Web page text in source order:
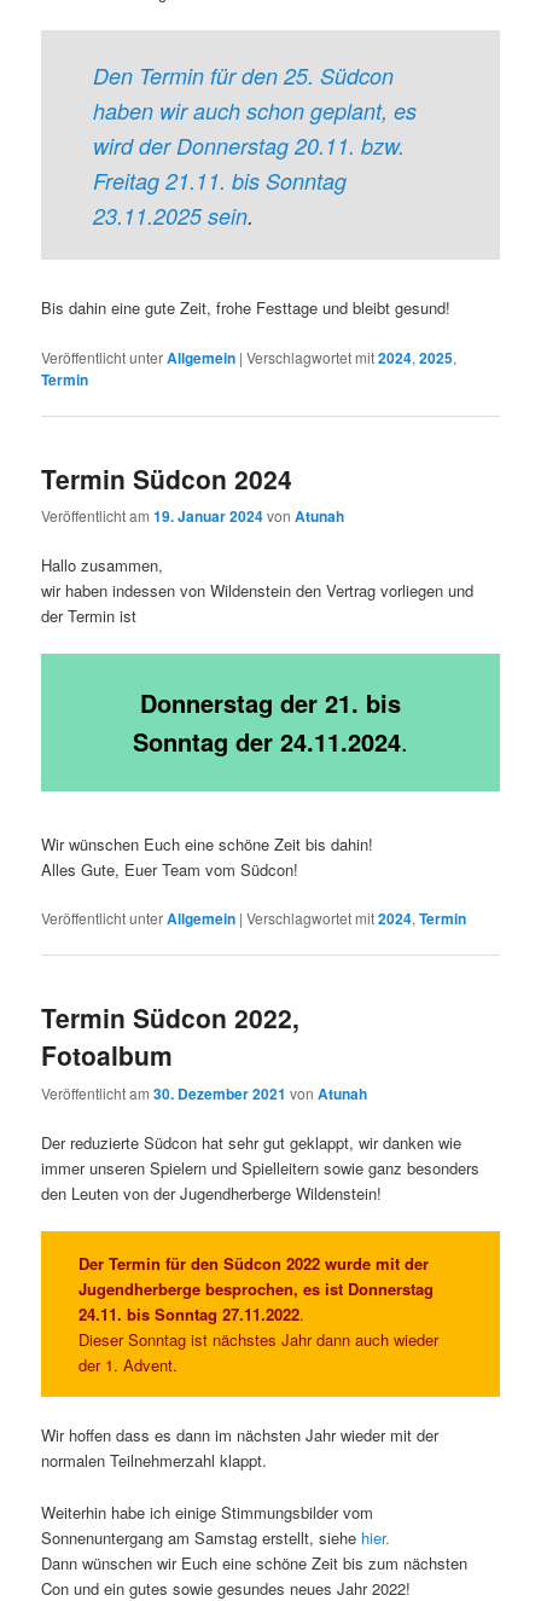
Den Termin für den 25. Südcon
haben wir auch schon geplant, es
wird der Donnerstag 20.11. bzw.
Freitag 21.11. bis Sonntag
23.11.2025 sein.
Bis dahin eine gute Zeit, frohe Festtage und bleibt gesund!
Veröffentlicht unterAllgemein |Verschlagwortet mit2024,2025,
Termin
Termin Südcon 2024
Veröffentlicht am19. Januar 2024vonAtunah
Hallo zusammen,
wir haben indessen von Wildenstein den Vertrag vorliegen und
der Termin ist
Donnerstag der 21. bis
Sonntag der 24.11.2024.
Wir wünschen Euch eine schöne Zeit bis dahin!
Alles Gute, Euer Team vom Südcon!
Veröffentlicht unterAllgemein |Verschlagwortet mit2024,Termin
Termin Südcon 2022,
Fotoalbum
Veröffentlicht am30. Dezember 2021 vonAtunah
Der reduzierte Südcon hat sehr gut geklappt, wir danken wie
immer unseren Spielern und Spielleitern sowie ganz besonders
den Leuten von der Jugendherberge Wildenstein!
Der Termin für den Südcon 2022 wurde mit der
Jugendherberge besprochen, es ist Donnerstag
24.11. bis Sonntag 27.11.2022.
Dieser Sonntag ist nächstes Jahr dann auch wieder
der 1. Advent.
Wir hoffen dass es dann im nächsten Jahr wieder mit der
normalen Teilnehmerzahl klappt.
Weiterhin habe ich einige Stimmungsbilder vom
Sonnenuntergang am Samstag erstellt, siehe hier.
Dann wünschen wir Euch eine schöne Zeit bis zum nächsten
Con und ein gutes sowie gesundes neues Jahr 2022!